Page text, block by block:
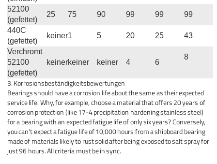
52100
(gefettet)
25 75 90 99 99
99
440C
(gefettet)
keiner1 5 20 25
43
Verchromt
52100
(gefettet)
keinerkeiner keiner 4 6
8
3. Korrosionsbeständigkeitsbewertungen
Bearings should have a corrosion life about the same as their expected
service life. Why, for example, choose a material that offers 20 years of
corrosion protection (like 17-4 precipitation hardening stainless steel)
for a bearing with an expected fatigue life of only six years? Conversely,
you can't expect a fatigue life of 10,000 hours from a shipboard bearing
made of materials likely to rust solid after being exposed to salt spray for
just 96 hours. All criteria must be in sync.